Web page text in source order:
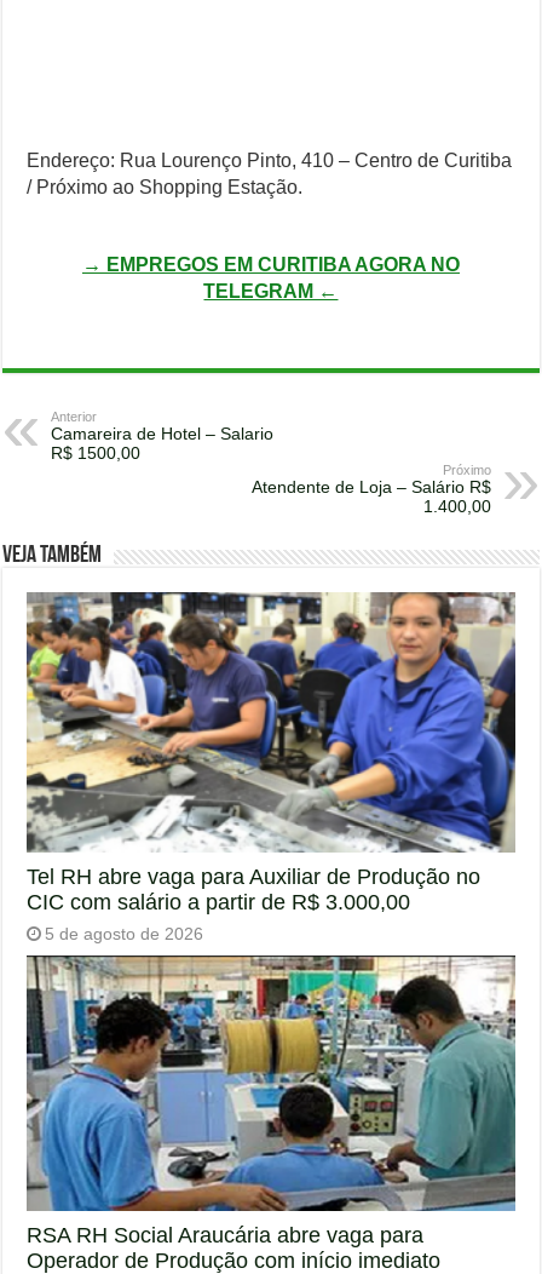
Endereço: Rua Lourenço Pinto, 410 – Centro de Curitiba
/ Próximo ao Shopping Estação.
→ EMPREGOS EM CURITIBA AGORA NO
TELEGRAM ←
Anterior
Camareira de Hotel – Salario
R$ 1500,00
Próximo
Atendente de Loja – Salário R$
1.400,00
Veja também
Tel RH abre vaga para Auxiliar de Produção no
CIC com salário a partir de R$ 3.000,00
5 de agosto de 2026
RSA RH Social Araucária abre vaga para
Operador de Produção com início imediato